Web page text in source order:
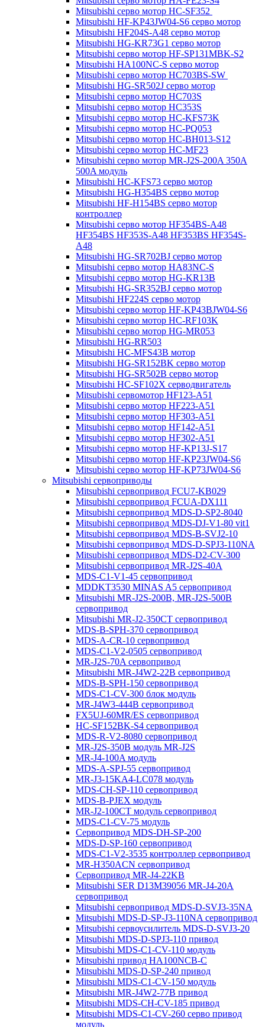
Mitsubishi серво мотор HC-SF352
Mitsubishi HF-KP43JW04-S6 серво мотор
Mitsubishi HF204S-A48 серво мотор
Mitsubishi HG-KR73G1 серво мотор
Mitsubishi серво мотор HF-SP131MBK-S2
Mitsubishi HA100NC-S серво мотор
Mitsubishi серво мотор HC703BS-SW
Mitsubishi HG-SR502J серво мотор
Mitsubishi серво мотор HC703S
Mitsubishi серво мотор HC353S
Mitsubishi серво мотор HC-KFS73K
Mitsubishi серво мотор HC-PQ053
Mitsubishi серво мотор HC-BH013-S12
Mitsubishi серво мотор HC-MF23
Mitsubishi серво мотор MR-J2S-200A 350A
500A модуль
Mitsubishi HC-KFS73 серво мотор
Mitsubishi HG-H354BS серво мотор
Mitsubishi HF-H154BS серво мотор
контроллер
Mitsubishi серво мотор HF354BS-A48
HF354BS HF353S-A48 HF353BS HF354S-
A48
Mitsubishi HG-SR702BJ серво мотор
Mitsubishi серво мотор HA83NC-S
Mitsubishi серво мотор HG-KR13B
Mitsubishi HG-SR352BJ серво мотор
Mitsubishi HF224S серво мотор
Mitsubishi серво мотор HF-KP43BJW04-S6
Mitsubishi серво мотор HC-RF103K
Mitsubishi серво мотор HG-MR053
Mitsubishi HG-RR503
Mitsubishi HC-MFS43B мотор
Mitsubishi HG-SR152BK серво мотор
Mitsubishi HG-SR502B серво мотор
Mitsubishi HC-SF102X серводвигатель
Mitsubishi сервомотор HF123-A51
Mitsubishi серво мотор HF223-A51
Mitsubishi серво мотор HF303-A51
Mitsubishi серво мотор HF142-A51
Mitsubishi серво мотор HF302-A51
Mitsubishi серво мотор HF-KP13J-S17
Mitsubishi серво мотор HF-KP23JW04-S6
Mitsubishi серво мотор HF-KP73JW04-S6
Mitsubishi сервоприводы
Mitsubishi сервопривод FCU7-KB029
Mitsubishi сервопривод FCUA-DX111
Mitsubishi сервопривод MDS-D-SP2-8040
Mitsubishi сервопривод MDS-DJ-V1-80 vit1
Mitsubishi сервопривод MDS-B-SVJ2-10
Mitsubishi сервопривод MDS-D-SPJ3-110NA
Mitsubishi сервопривод MDS-D2-CV-300
Mitsubishi сервопривод MR-J2S-40A
MDS-C1-V1-45 сервопривод
MDDKT3530 MINAS A5 сервопривод
Mitsubishi MR-J2S-200B, MR-J2S-500B
сервопривод
Mitsubishi MR-J2-350CT сервопривод
MDS-B-SPH-370 сервопривод
MDS-A-CR-10 сервопривод
MDS-C1-V2-0505 сервопривод
MR-J2S-70A сервопривод
Mitsubishi MR-J4W2-22B сервопривод
MDS-B-SPH-150 сервопривод
MDS-C1-CV-300 блок модуль
MR-J4W3-444B сервопривод
FX5UJ-60MR/ES сервопривод
HC-SF152BK-S4 сервопривод
MDS-R-V2-8080 сервопривод
MR-J2S-350B модуль MR-J2S
MR-J4-100A модуль
MDS-A-SPJ-55 сервопривод
MR-J3-15KA4-LC078 модуль
MDS-CH-SP-110 сервопривод
MDS-B-PJEX модуль
MR-J2-100CT модуль сервопривод
MDS-C1-CV-75 модуль
Сервопривод MDS-DH-SP-200
MDS-D-SP-160 сервопривод
MDS-C1-V2-3535 контроллер сервопривод
MR-H350ACN сервопривод
Сервопривод MR-J4-22KB
Mitsubishi SER D13M39056 MR-J4-20A
сервопривод
Mitsubishi сервопривод MDS-D-SVJ3-35NA
Mitsubishi MDS-D-SP-J3-110NA сервопривод
Mitsubishi сервоусилитель MDS-D-SVJ3-20
Mitsubishi MDS-D-SPJ3-110 привод
Mitsubishi MDS-C1-CV-110 модуль
Mitsubishi привод HA100NCB-C
Mitsubishi MDS-D-SP-240 привод
Mitsubishi MDS-C1-CV-150 модуль
Mitsubishi MR-J4W2-77B привод
Mitsubishi MDS-CH-CV-185 привод
Mitsubishi MDS-C1-CV-260 серво привод
модуль